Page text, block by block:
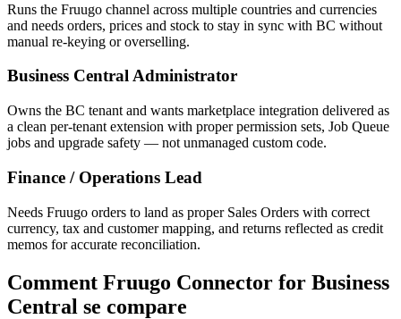
Runs the Fruugo channel across multiple countries and currencies
and needs orders, prices and stock to stay in sync with BC without
manual re-keying or overselling.
Business Central Administrator
Owns the BC tenant and wants marketplace integration delivered as
a clean per-tenant extension with proper permission sets, Job Queue
jobs and upgrade safety — not unmanaged custom code.
Finance / Operations Lead
Needs Fruugo orders to land as proper Sales Orders with correct
currency, tax and customer mapping, and returns reflected as credit
memos for accurate reconciliation.
Comment Fruugo Connector for Business
Central se compare